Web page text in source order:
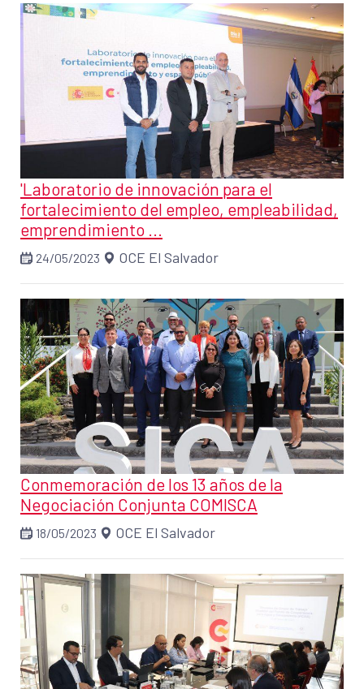
'Laboratorio de innovación para el
fortalecimiento del empleo, empleabilidad,
emprendimiento ...
24/05/2023 OCE El Salvador
Conmemoración de los 13 años de la
Negociación Conjunta COMISCA
18/05/2023 OCE El Salvador